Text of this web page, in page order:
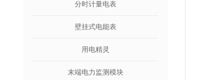
分时计量电表
壁挂式电能表
用电精灵
末端电力监测模块